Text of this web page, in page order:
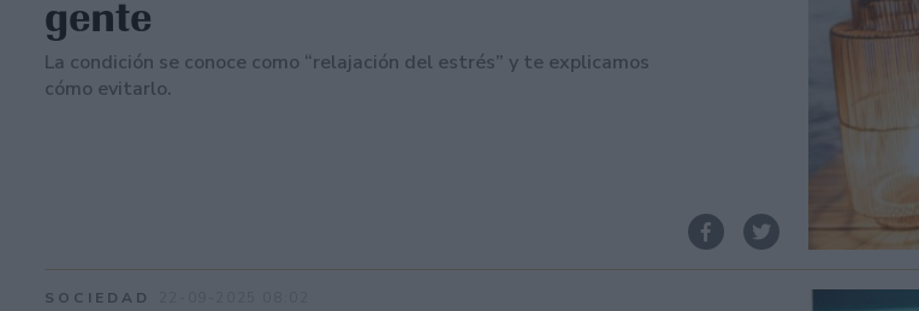
gente
La condición se conoce como “relajación del estrés” y te explicamos
cómo evitarlo.
SOCIEDAD